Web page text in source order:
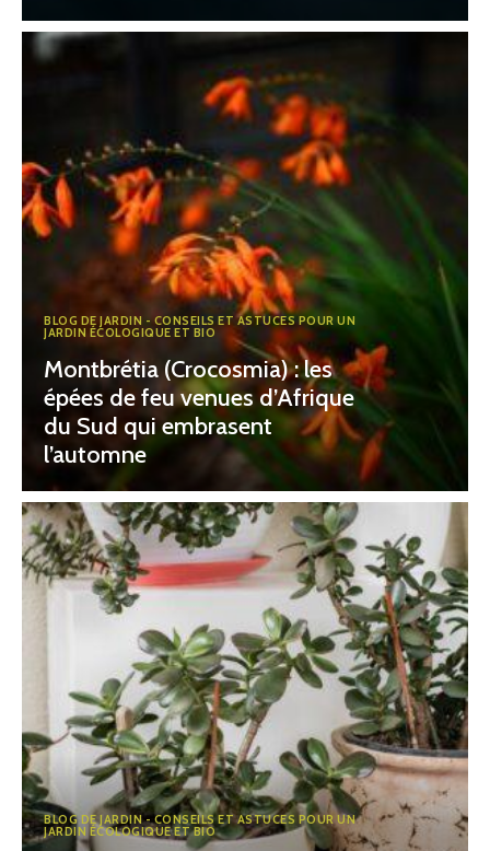
BLOG DE JARDIN - CONSEILS ET ASTUCES POUR UN
JARDIN ÉCOLOGIQUE ET BIO
Montbrétia (Crocosmia) : les
épées de feu venues d’Afrique
du Sud qui embrasent
l’automne
BLOG DE JARDIN - CONSEILS ET ASTUCES POUR UN
JARDIN ÉCOLOGIQUE ET BIO